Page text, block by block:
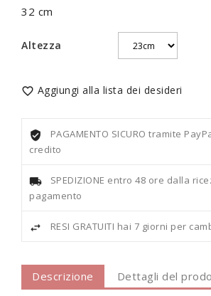
32 cm
Altezza
 Aggiungi alla lista dei desideri
PAGAMENTO SICURO tramite
credito
SPEDIZIONE entro 48 ore dalla
pagamento
RESI GRATUITI hai 7 giorni per
Descrizione Dettagli del